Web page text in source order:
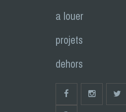
a louer
projets
dehors